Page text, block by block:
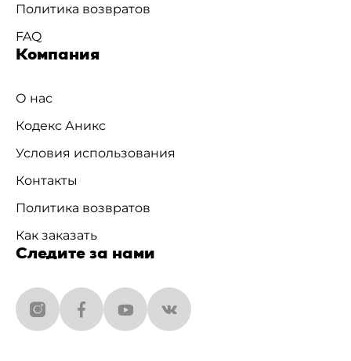
Политика возвратов
FAQ
Компания
О нас
Кодекс Аникс
Условия использования
Контакты
Политика возвратов
Как заказать
Следите за нами